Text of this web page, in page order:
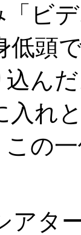
ビ
頭
込ん
れ
の
タ